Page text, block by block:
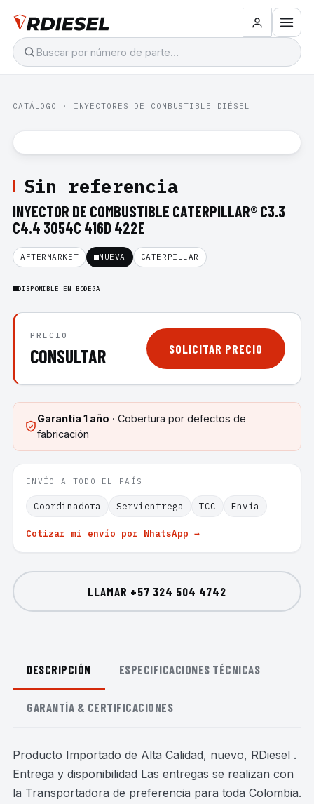
CATÁLOGO · INYECTORES DE COMBUSTIBLE DIÉSEL
Sin referencia
INYECTOR DE COMBUSTIBLE CATERPILLAR® C3.3
C4.4 3054C 416D 422E
AFTERMARKET NUEVA CATERPILLAR
DISPONIBLE EN BODEGA
PRECIO
CONSULTAR SOLICITAR PRECIO
Garantía 1 año · Cobertura por defectos de
fabricación
ENVÍO A TODO EL PAÍS
Coordinadora Servientrega TCC Envía
Cotizar mi envío por WhatsApp →
LLAMAR +57 324 504 4742
DESCRIPCIÓN ESPECIFICACIONES TÉCNICAS
GARANTÍA & CERTIFICACIONES
Producto Importado de Alta Calidad, nuevo, RDiesel .
Entrega y disponibilidad Las entregas se realizan con
la Transportadora de preferencia para toda Colombia.